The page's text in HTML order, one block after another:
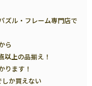
ズル・フレーム専門店で
ら
以上の品揃え！
ります！
か買えない